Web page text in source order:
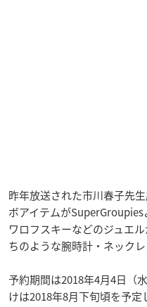
昨年放送された市川春子先
ボアイテムが
ワロフスキーなどのジュエ
ちのような腕時計・ネック
予約期間は2018年4月4日（
けは2018年8月下旬頃を予定